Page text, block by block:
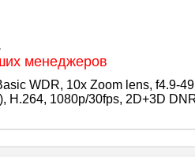
менеджеров
WDR, 10x Zoom lens, f4.9-
H.264, 1080p/30fps, 2D+3D